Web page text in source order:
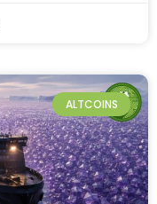
ALTCOINS